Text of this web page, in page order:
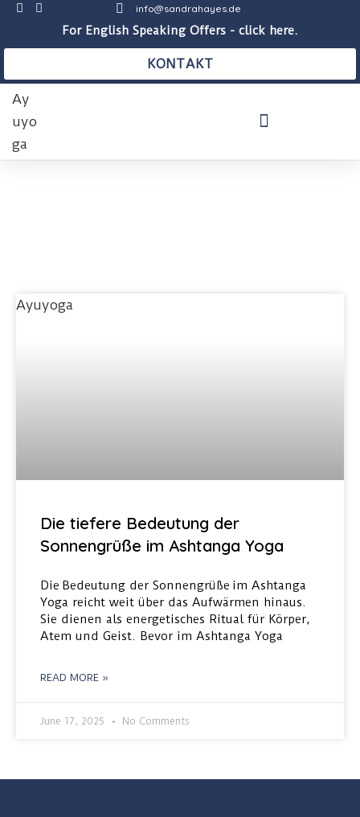
info@sandrahayes.de
For English Speaking Offers - click here.
KONTAKT
Die tiefere Bedeutung der
Sonnengrüße im Ashtanga Yoga
Die Bedeutung der Sonnengrüße im Ashtanga
Yoga reicht weit über das Aufwärmen hinaus.
Sie dienen als energetisches Ritual für Körper,
Atem und Geist. Bevor im Ashtanga Yoga
READ MORE »
June 17, 2025 No Comments